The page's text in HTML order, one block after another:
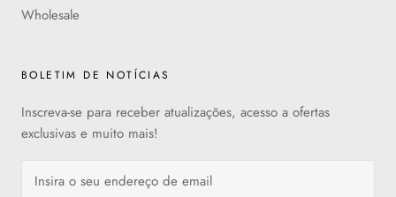
Wholesale
BOLETIM DE NOTÍCIAS
Inscreva-se para receber atualizações, acesso a ofertas
exclusivas e muito mais!